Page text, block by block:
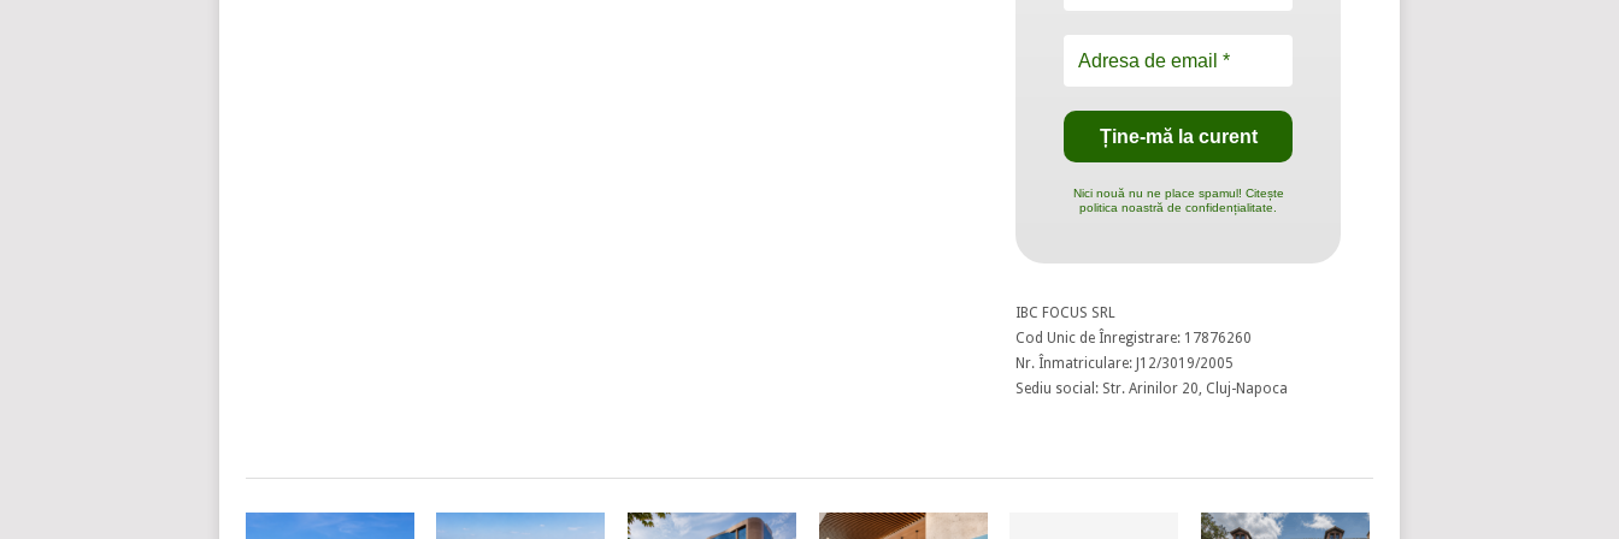
Nici nouă nu ne place spamul! Citește
politica noastră de confidențialitate.
IBC FOCUS SRL
Cod Unic de Înregistrare: 17876260
Nr. Înmatriculare: J12/3019/2005
Sediu social: Str. Arinilor 20, Cluj-Napoca